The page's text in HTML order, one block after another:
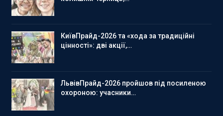
КиївПрайд-2026 та «хода за традиційні
цінності»: дві акції,…
ЛьвівПрайд-2026 пройшов під посиленою
охороною: учасники…